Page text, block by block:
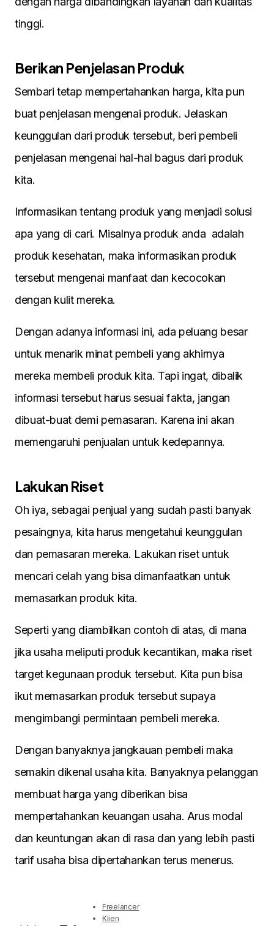
tinggi.
Berikan Penjelasan Produk
Sembari tetap mempertahankan harga, kita pun
buat penjelasan mengenai produk. Jelaskan
keunggulan dari produk tersebut, beri pembeli
penjelasan mengenai hal-hal bagus dari produk
kita.
Informasikan tentang produk yang menjadi solusi
apa yang di cari. Misalnya produk anda adalah
produk kesehatan, maka informasikan produk
tersebut mengenai manfaat dan kecocokan
dengan kulit mereka.
Dengan adanya informasi ini, ada peluang besar
untuk menarik minat pembeli yang akhirnya
mereka membeli produk kita. Tapi ingat, dibalik
informasi tersebut harus sesuai fakta, jangan
dibuat-buat demi pemasaran. Karena ini akan
memengaruhi penjualan untuk kedepannya.
Lakukan Riset
Oh iya, sebagai penjual yang sudah pasti banyak
pesaingnya, kita harus mengetahui keunggulan
dan pemasaran mereka. Lakukan riset untuk
mencari celah yang bisa dimanfaatkan untuk
memasarkan produk kita.
Seperti yang diambilkan contoh di atas, di mana
jika usaha meliputi produk kecantikan, maka riset
target kegunaan produk tersebut. Kita pun bisa
ikut memasarkan produk tersebut supaya
mengimbangi permintaan pembeli mereka.
Dengan banyaknya jangkauan pembeli maka
semakin dikenal usaha kita. Banyaknya pelanggan
membuat harga yang diberikan bisa
mempertahankan keuangan usaha. Arus modal
dan keuntungan akan di rasa dan yang lebih pasti
tarif usaha bisa dipertahankan terus menerus.
Freelancer
Klien